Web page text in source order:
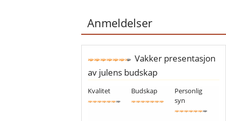
Anmeldelser
Vakker presentasjon
av julens budskap
Kvalitet Budskap
Personlig
syn